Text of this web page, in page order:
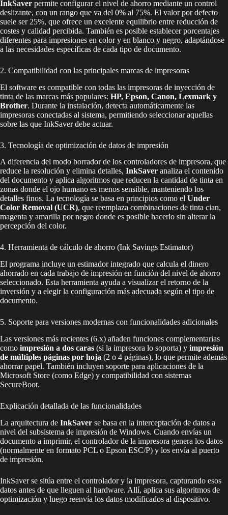
InkSaver permite configurar el nivel de ahorro mediante un control
deslizante, con un rango que va del 0% al 75%. El valor por defecto
suele ser 25%, que ofrece un excelente equilibrio entre reducción de
costes y calidad percibida. También es posible establecer porcentajes
diferentes para impresiones en color y en blanco y negro, adaptándose
a las necesidades específicas de cada tipo de documento.
2. Compatibilidad con las principales marcas de impresoras
El software es compatible con todas las impresoras de inyección de
tinta de las marcas más populares: HP, Epson, Canon, Lexmark y
Brother. Durante la instalación, detecta automáticamente las
impresoras conectadas al sistema, permitiendo seleccionar aquellas
sobre las que InkSaver debe actuar.
3. Tecnología de optimización de datos de impresión
A diferencia del modo borrador de los controladores de impresora, que
reduce la resolución y elimina detalles, InkSaver analiza el contenido
del documento y aplica algoritmos que reducen la cantidad de tinta en
zonas donde el ojo humano es menos sensible, manteniendo los
detalles finos. La tecnología se basa en principios como el Under
Color Removal (UCR), que reemplaza combinaciones de tinta cian,
magenta y amarilla por negro donde es posible hacerlo sin alterar la
percepción del color.
4. Herramienta de cálculo de ahorro (Ink Savings Estimator)
El programa incluye un estimador integrado que calcula el dinero
ahorrado en cada trabajo de impresión en función del nivel de ahorro
seleccionado. Esta herramienta ayuda a visualizar el retorno de la
inversión y a elegir la configuración más adecuada según el tipo de
documento.
5. Soporte para versiones modernas con funcionalidades adicionales
Las versiones más recientes (6.x) añaden funciones complementarias
como impresión a dos caras (si la impresora lo soporta) y impresión
de múltiples páginas por hoja (2 o 4 páginas), lo que permite además
ahorrar papel. También incluyen soporte para aplicaciones de la
Microsoft Store (como Edge) y compatibilidad con sistemas
SecureBoot.
Explicación detallada de las funcionalidades
La arquitectura de InkSaver se basa en la interceptación de datos a
nivel del subsistema de impresión de Windows. Cuando envías un
documento a imprimir, el controlador de la impresora genera los datos
(normalmente en formato PCL o Epson ESC/P) y los envía al puerto
de impresión.
InkSaver se sitúa entre el controlador y la impresora, capturando esos
datos antes de que lleguen al hardware. Allí, aplica sus algoritmos de
optimización y luego reenvía los datos modificados al dispositivo.